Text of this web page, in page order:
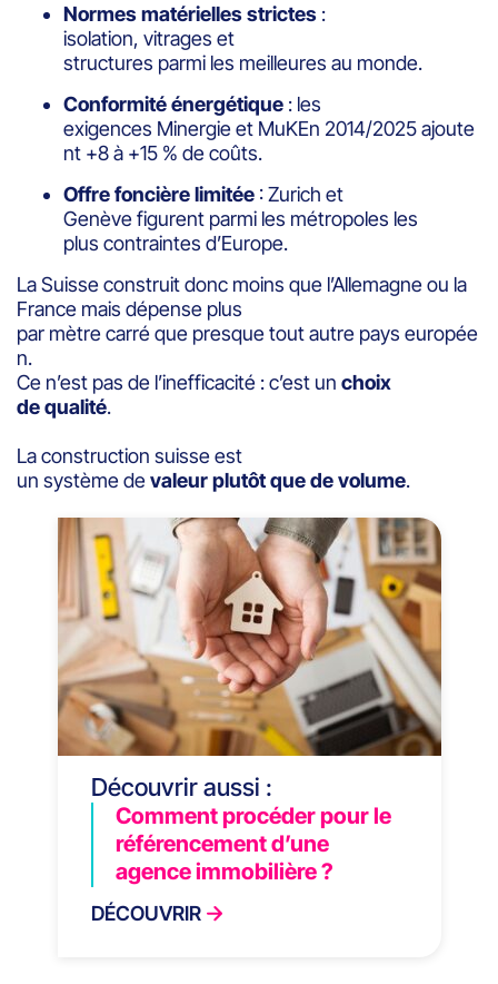
Normes matérielles strictes :
isolation, vitrages et
structures parmi les meilleures au monde.
Conformité énergétique : les
exigences Minergie et MuKEn 2014/2025 ajoute
nt +8 à +15 % de coûts.
Offre foncière limitée : Zurich et
Genève figurent parmi les métropoles les
plus contraintes d’Europe.
La Suisse construit donc moins que l’Allemagne ou la
France mais dépense plus
par mètre carré que presque tout autre pays europée
n.
Ce n’est pas de l’inefficacité : c’est un choix
de qualité.
La construction suisse est
un système devaleur plutôt que de volume.
Découvrir aussi :
Comment procéder pour le
référencement d’une
agence immobilière ?
DÉCOUVRIR